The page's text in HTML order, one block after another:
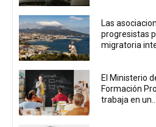
Las
progresistas
migratoria
El Ministerio
Formación
trabaja en un...